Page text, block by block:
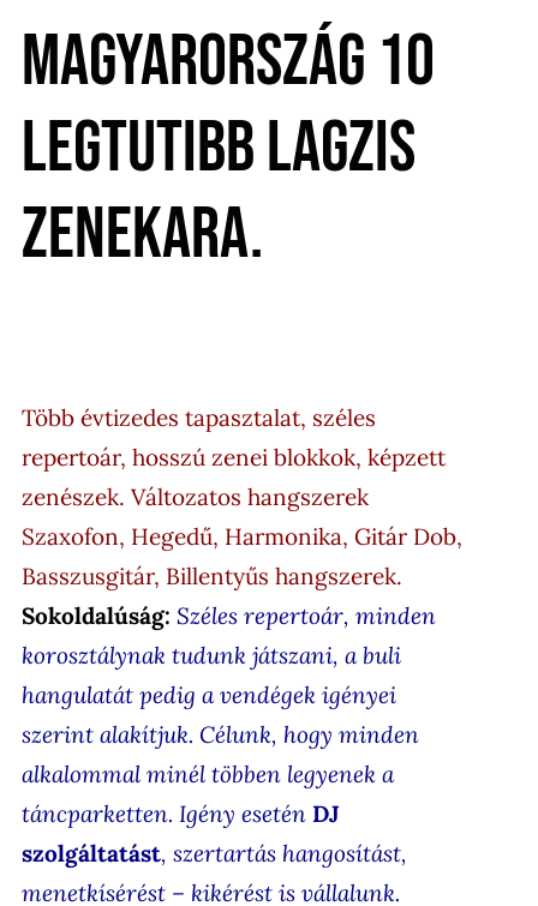
Magyarország 10
legtutibb lagzis
zenekara.
Több évtizedes tapasztalat, széles
repertoár, hosszú zenei blokkok, képzett
zenészek. Változatos hangszerek
Szaxofon, Hegedű, Harmonika, Gitár Dob,
Basszusgitár, Billentyűs hangszerek.
Sokoldalúság: Széles repertoár, minden
korosztálynak tudunk játszani, a buli
hangulatát pedig a vendégek igényei
szerint alakítjuk. Célunk, hogy minden
alkalommal minél többen legyenek a
táncparketten. Igény esetén DJ
szolgáltatást, szertartás hangosítást,
menetkísérést – kikérést is vállalunk.